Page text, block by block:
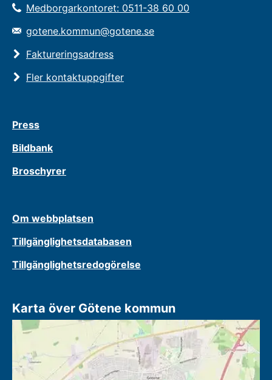
Medborgarkontoret: 0511-38 60 00
gotene.kommun@gotene.se
Faktureringsadress
Fler kontaktuppgifter
Press
Bildbank
Broschyrer
Om webbplatsen
Tillgänglighetsdatabasen
Tillgänglighetsredogörelse
Karta över Götene kommun